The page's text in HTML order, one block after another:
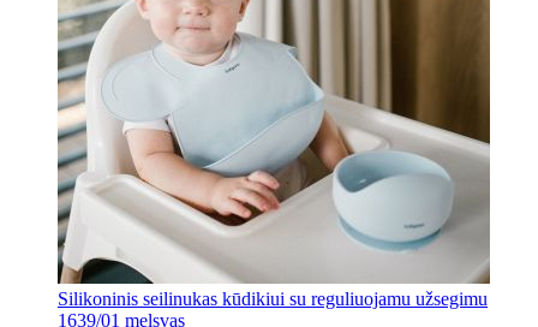
Silikoninis seilinukas kūdikiui su reguliuojamu užsegimu
1639/01 melsvas